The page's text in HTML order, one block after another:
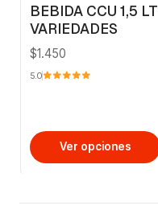
BEBIDA CCU 1,5 LT
VARIEDADES
$1.450
5.0
Ver opciones